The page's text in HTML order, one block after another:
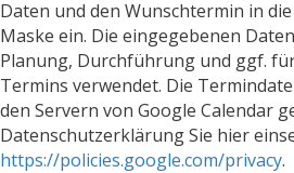
Daten und den Wunschtermin in
Maske ein. Die eingegebenen
Planung, Durchführung und ggf.
Termins verwendet. Die
den Servern von Google Calendar
Datenschutzerklärung Sie hier
https://policies.google.com/privacy.